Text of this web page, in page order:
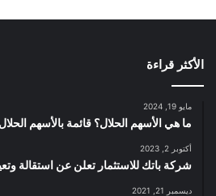
الأكثر قراءة
مايو 19, 2024
ما هي الأسهم الحلال؟ قائمة بالأسهم
أكتوبر 2, 2023
شركة باتك للاستثمار تعلن عن استقالة
ديسمبر 21, 2021